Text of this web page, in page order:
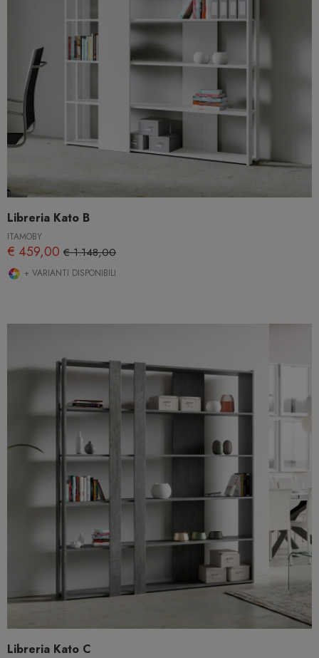
Libreria Kato B
ITAMOBY
€ 459,00 € 1.148,00
+ VARIANTI DISPONIBILI
Libreria Kato C